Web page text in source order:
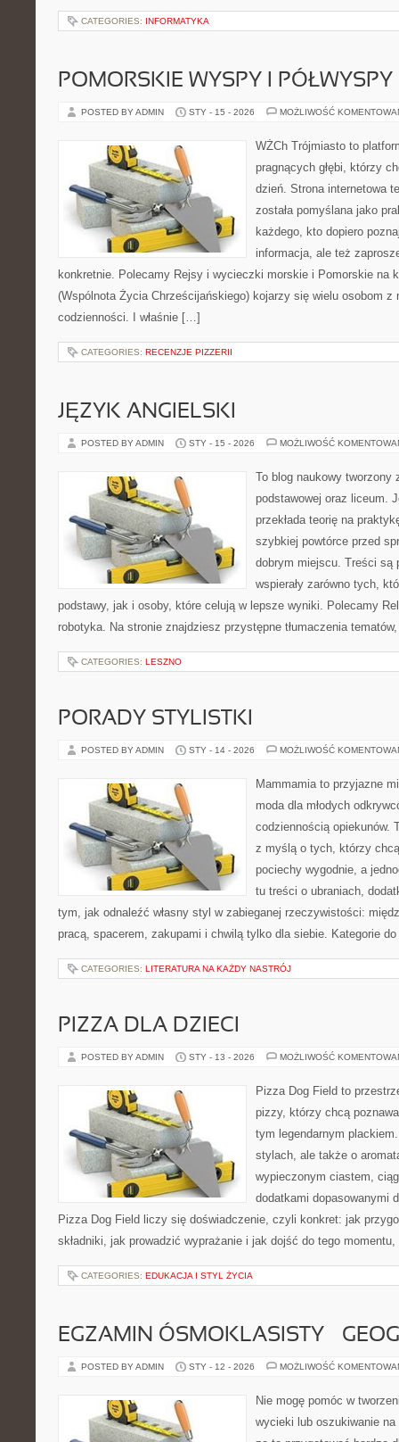
CATEGORIES: INFORMATYKA
POMORSKIE WYSPY I PÓŁWYSPY
POSTED BY ADMIN STY - 15 - 2026 MOŻLIWOŚĆ
WŻCh Trójmiasto to
pragnących głębi, którzy
dzień. Strona internetowa
została pomyślana jako
każdego, kto dopiero
informacja, ale też
konkretnie. Polecamy Rejsy i wycieczki morskie i Pomorskie na
(Wspólnota Życia Chrześcijańskiego) kojarzy się wielu osobom z
codzienności. I właśnie […]
CATEGORIES: RECENZJE PIZZERII
JĘZYK ANGIELSKI
POSTED BY ADMIN STY - 15 - 2026 MOŻLIWOŚĆ
To blog naukowy tworzony
podstawowej oraz liceum.
przekłada teorię na
szybkiej powtórce przed
dobrym miejscu. Treści są
wspierały zarówno tych,
podstawy, jak i osoby, które celują w lepsze wyniki. Polecamy
robotyka. Na stronie znajdziesz przystępne tłumaczenia
CATEGORIES: LESZNO
PORADY STYLISTKI
POSTED BY ADMIN STY - 14 - 2026 MOŻLIWOŚĆ
Mammamia to przyjazne
moda dla młodych
codziennością opiekunów.
z myślą o tych, którzy
pociechy wygodnie, a
tu treści o ubraniach,
tym, jak odnaleźć własny styl w zabieganej rzeczywistości:
pracą, spacerem, zakupami i chwilą tylko dla siebie. Kategorie
CATEGORIES: LITERATURA NA KAŻDY NASTRÓJ
PIZZA DLA DZIECI
POSTED BY ADMIN STY - 13 - 2026 MOŻLIWOŚĆ
Pizza Dog Field to
pizzy, którzy chcą
tym legendarnym
stylach, ale także o
wypieczonym ciastem,
dodatkami dopasowanymi
Pizza Dog Field liczy się doświadczenie, czyli konkret: jak
składniki, jak prowadzić wyprażanie i jak dojść do tego
CATEGORIES: EDUKACJA I STYL ŻYCIA
EGZAMIN ÓSMOKLASISTY –
POSTED BY ADMIN STY - 12 - 2026 MOŻLIWOŚĆ
Nie mogę pomóc w
wycieki lub oszukiwanie na